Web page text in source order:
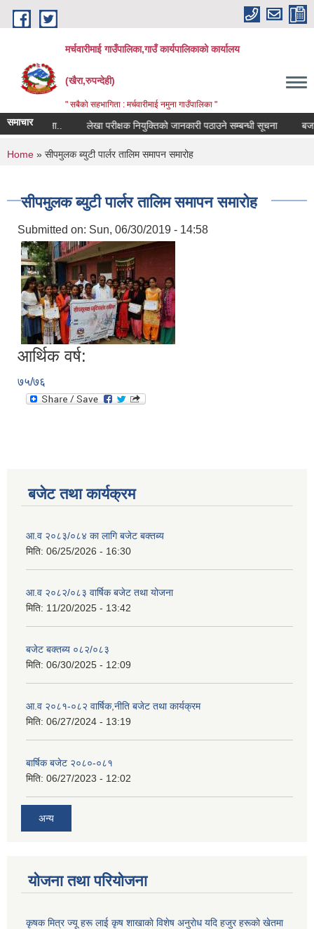
Skip to main content
मर्चवारीमाई गाउँपालिका,गाउँ कार्यपालिकाको कार्यालय
(खैरा,रुपन्देही)
" सबैको सहभागिता : मर्चवारीमाई नमुना गाउँपालिका "
समाचारसूचना.. लेखा परीक्षक नियुक्तिको जानकारी पठाउने सम्बन्धी सूचना बजार
You are here
Home » सीपमुलक ब्युटी पार्लर तालिम समापन समारोह
सीपमुलक ब्युटी पार्लर तालिम समापन समारोह
Submitted on: Sun, 06/30/2019 - 14:58
आर्थिक वर्ष:
७५/७६
बजेट तथा कार्यक्रम
आ.व २०८३/०८४ का लागि बजेट बक्तब्य
मिति: 06/25/2026 - 16:30
आ.व २०८२/०८३ वार्षिक बजेट तथा योजना
मिति: 11/20/2025 - 13:42
बजेट बक्तब्य ०८२/०८३
मिति: 06/30/2025 - 12:09
आ.व २०८१-०८२ वार्षिक,नीति बजेट तथा कार्यक्रम
मिति: 06/27/2024 - 13:19
बार्षिक बजेट २०८०-०८१
मिति: 06/27/2023 - 12:02
अन्य
योजना तथा परियोजना
कृषक मित्र ज्यू हरू लाई कृष शाखाकाे विशेष अनुराेध यदि हजुर हरूकाे खेतमा